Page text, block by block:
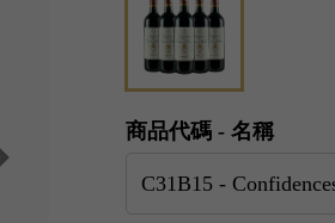
商品代碼 - 名稱